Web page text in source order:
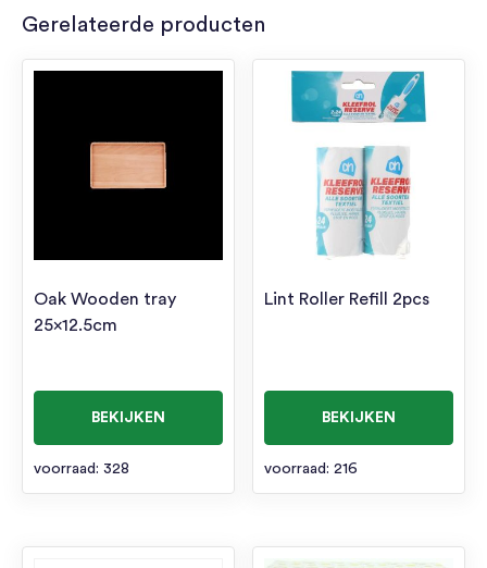
Gerelateerde producten
Oak Wooden tray
25×12.5cm
BEKIJKEN
voorraad: 328
Lint Roller Refill 2pcs
BEKIJKEN
voorraad: 216